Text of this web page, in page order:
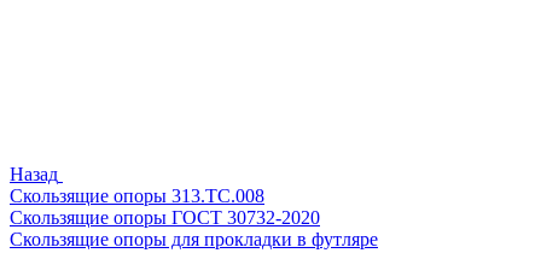
Назад
Скользящие опоры 313.ТС.008
Скользящие опоры ГОСТ 30732-2020
Скользящие опоры для прокладки в футляре